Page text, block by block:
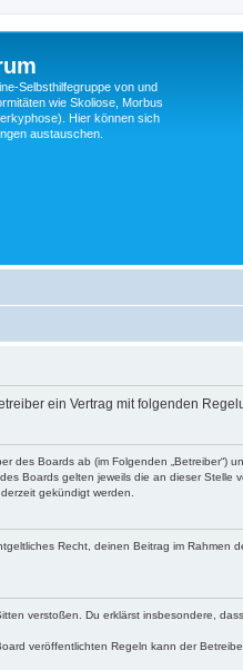
Selbsthilfegruppe von und
wie Skoliose, Morbus
Hier können sich
austauschen.
ein Vertrag mit folgenden
des Boards ab (im Folgenden
Boards gelten jeweils die an dieser Stelle
gekündigt werden.
Recht, deinen Beitrag im Rahmen
verstoßen. Du erklärst insbesondere,
veröffentlichten Regeln kann der